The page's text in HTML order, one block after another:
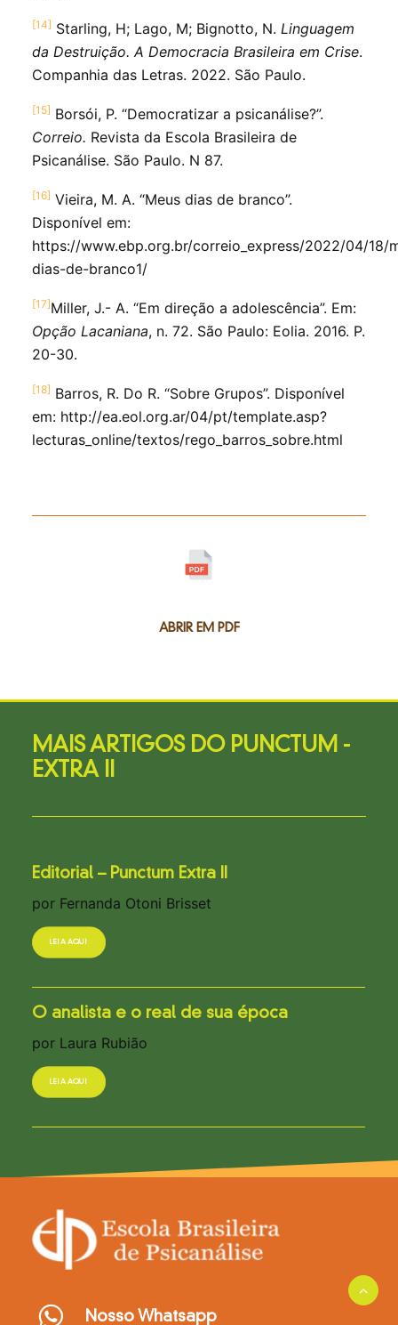
[14] Starling, H; Lago, M; Bignotto, N. Linguagem
da Destruição. A Democracia Brasileira em Crise.
Companhia das Letras. 2022. São Paulo.
[15] Borsói, P. “Democratizar a psicanálise?”.
Correio. Revista da Escola Brasileira de
Psicanálise. São Paulo. N 87.
[16] Vieira, M. A. “Meus dias de branco”.
Disponível em:
https://www.ebp.org.br/correio_express/2022/04/18/
dias-de-branco1/
[17]Miller, J.- A. “Em direção a adolescência”. Em:
Opção Lacaniana, n. 72. São Paulo: Eolia. 2016. P.
20-30.
[18] Barros, R. Do R. “Sobre Grupos”. Disponível
em: http://ea.eol.org.ar/04/pt/template.asp?
lecturas_online/textos/rego_barros_sobre.html
ABRIR EM PDF
MAIS ARTIGOS DO PUNCTUM -
EXTRA II
Editorial – Punctum Extra II
por Fernanda Otoni Brisset
LEIA AQUI
O analista e o real de sua época
por Laura Rubião
LEIA AQUI
Nosso Whatsapp